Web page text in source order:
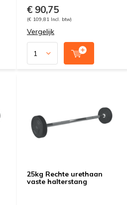
€ 90,75
(€ 109,81 Incl. btw)
Vergelijk
25kg Rechte urethaan
vaste halterstang